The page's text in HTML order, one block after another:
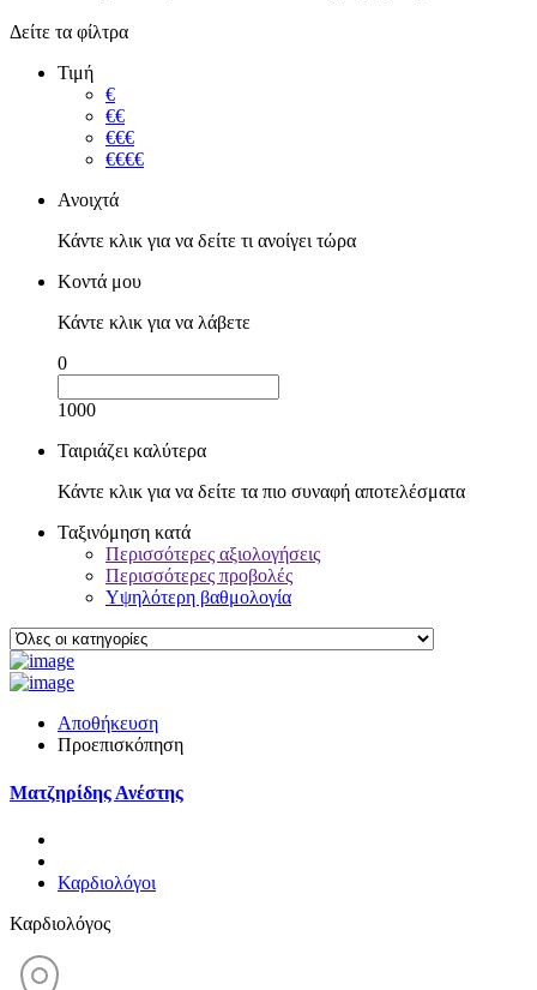
Δείτε τα φίλτρα
Τιμή
€
€€
€€€
€€€€
Ανοιχτά
Κάντε κλικ για να δείτε τι ανοίγει τώρα
Κοντά μου
Κάντε κλικ για να λάβετε
0
1000
Ταιριάζει καλύτερα
Κάντε κλικ για να δείτε τα πιο συναφή αποτελέσματα
Ταξινόμηση κατά
Περισσότερες αξιολογήσεις
Περισσότερες προβολές
Υψηλότερη βαθμολογία
Αποθήκευση
Προεπισκόπηση
Ματζηρίδης Ανέστης
Καρδιολόγοι
Καρδιολόγος